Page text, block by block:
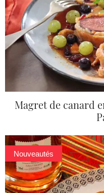
Magret de canard
Nouveautés